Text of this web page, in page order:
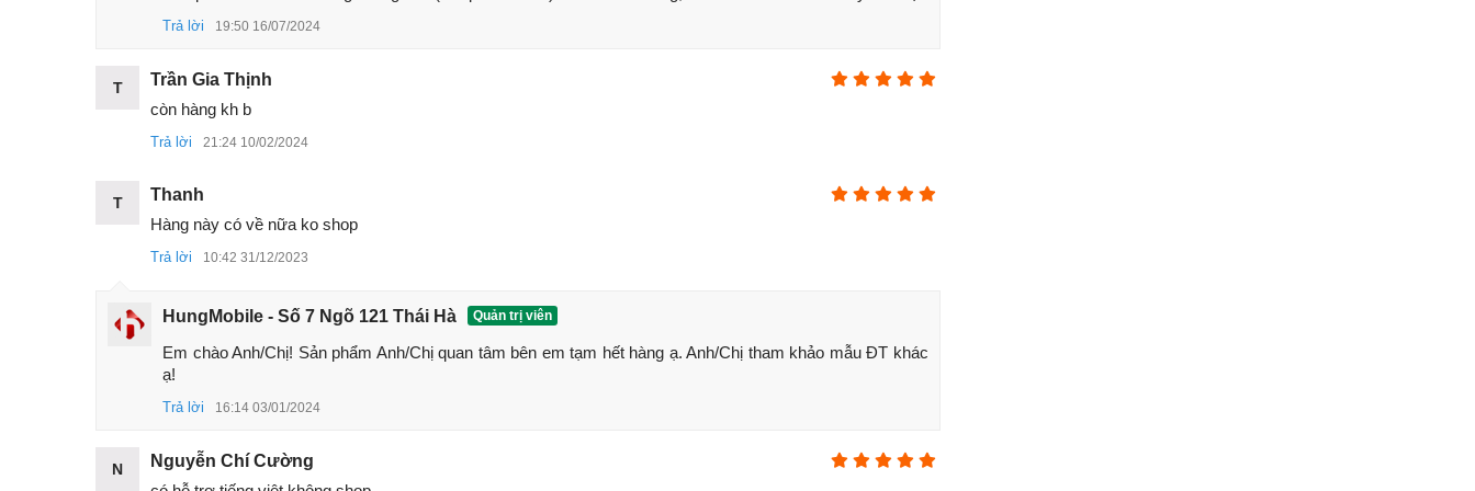
Trả lời 19:50 16/07/2024
T
Trần Gia Thịnh
còn hàng kh b
Trả lời 21:24 10/02/2024
T
Thanh
Hàng này có về nữa ko shop
Trả lời 10:42 31/12/2023
HungMobile - Số 7 Ngõ 121 Thái Hà Quản trị viên
Em chào Anh/Chị! Sản phẩm Anh/Chị quan tâm bên em tạm hết hàng ạ. Anh/Chị tham khảo mẫu ĐT khác
ạ!
Trả lời 16:14 03/01/2024
N
Nguyễn Chí Cường